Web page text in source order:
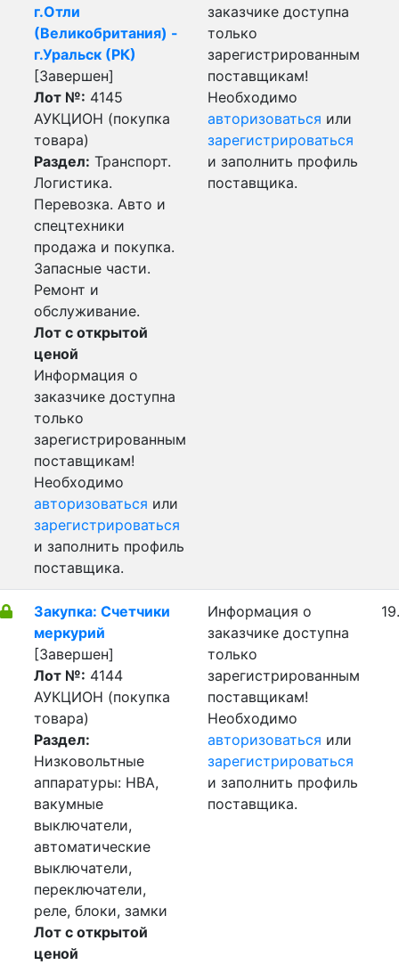
г.Отли
(Великобритания) -
г.Уральск (РК)
[Завершен]
Лот №: 4145
АУКЦИОН (покупка
товара)
Раздел: Транспорт.
Логистика.
Перевозка. Авто и
спецтехники
продажа и покупка.
Запасные части.
Ремонт и
обслуживание.
Лот с открытой
ценой
Информация о
заказчике доступна
только
зарегистрированным
поставщикам!
Необходимо
авторизоваться или
зарегистрироваться
и заполнить профиль
поставщика.
заказчике доступна
только
зарегистрированным
поставщикам!
Необходимо
авторизоваться или
зарегистрироваться
и заполнить профиль
поставщика.
Закупка: Счетчики
меркурий
[Завершен]
Лот №: 4144
АУКЦИОН (покупка
товара)
Раздел:
Низковольтные
аппаратуры: НВА,
вакумные
выключатели,
автоматические
выключатели,
переключатели,
реле, блоки, замки
Лот с открытой
ценой
Информация о
заказчике доступна
только
зарегистрированным
поставщикам!
Необходимо
авторизоваться или
зарегистрироваться
и заполнить профиль
поставщика.